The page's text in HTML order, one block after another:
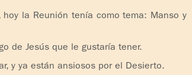
la Reunión tenía como tema: Manso y
de Jesús que le gustaría tener.
y ya están ansiosos por el Desierto.